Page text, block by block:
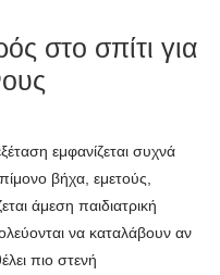
στο σπίτι για
εμφανίζεται συχνά
βήχα, εμετούς,
άμεση παιδιατρική
να καταλάβουν αν
πιο στενή